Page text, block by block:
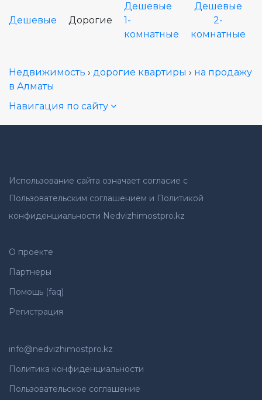
Дешевые Дорогие
Дешевые
1-
комнатные
Дешевые
2-
комнатные
Недвижимость › дорогие квартиры › на продажу
в Алматы
Навигация по сайту
Использование сайта означает согласие с
Пользовательским соглашением и Политикой
конфиденциальности Nedvizhimostpro.kz
О проекте
Партнеры
Помощь (faq)
Регистрация
info@nedvizhimostpro.kz
Политика конфиденциальности
Пользовательское соглашение